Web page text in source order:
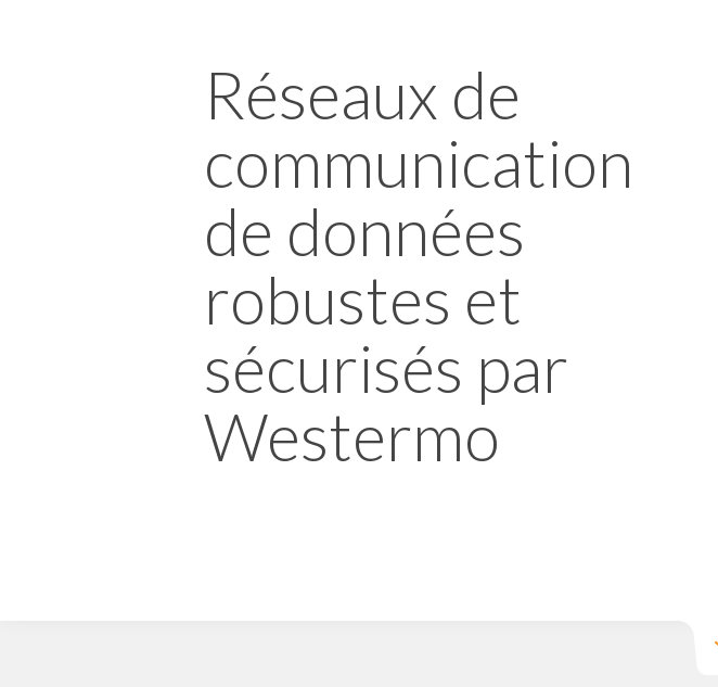
Réseaux de
communication
de données
robustes et
sécurisés par
Westermo